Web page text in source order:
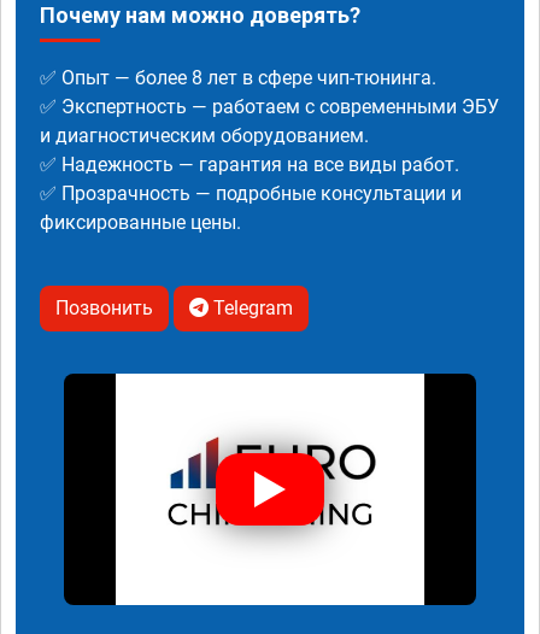
Почему нам можно доверять?
✅ Опыт — более 8 лет в сфере чип-тюнинга.
✅ Экспертность — работаем с современными ЭБУ
и диагностическим оборудованием.
✅ Надежность — гарантия на все виды работ.
✅ Прозрачность — подробные консультации и
фиксированные цены.
Позвонить Telegram